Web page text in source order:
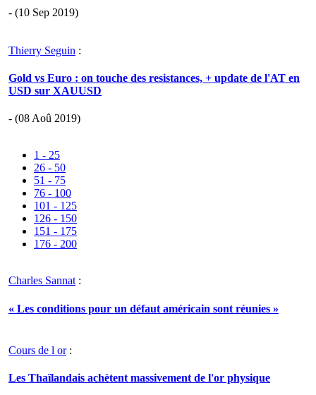
- (10 Sep 2019)
Thierry Seguin :
Gold vs Euro : on touche des resistances, + update de l'AT en
USD sur XAUUSD
- (08 Aoû 2019)
1 - 25
26 - 50
51 - 75
76 - 100
101 - 125
126 - 150
151 - 175
176 - 200
Charles Sannat:
« Les conditions pour un défaut américain sont réunies »
Cours de l or:
Les Thaïlandais achètent massivement de l'or physique